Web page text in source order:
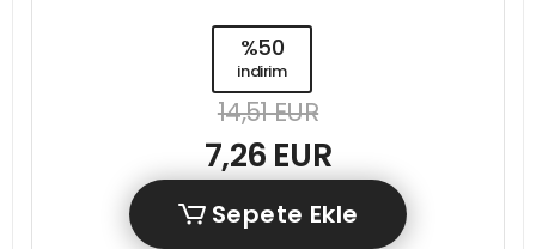
%50
indirim
14,51 EUR
7,26 EUR
Sepete Ekle